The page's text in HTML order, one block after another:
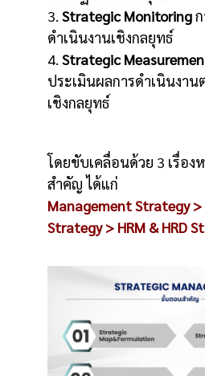
3. Strategic Monitoring
ดำเนินงานเชิงกลยุทธ์
4. Strategic
ประเมินผลการดำเนินงาน
เชิงกลยุทธ์
โดยขับเคลื่อนด้วย 3 เรื่อง
สำคัญ ได้แก่
Management Strategy >
Strategy > HRM & HRD